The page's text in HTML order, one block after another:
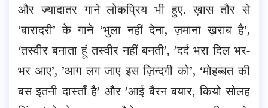
और ज्यादातर गाने लोकप्रिय भी हुए. ख़ास तौर से
‘बारादरी’ के गाने ‘भुला नहीं देना, ज़माना ख़राब है’,
‘तस्वीर बनाता हूं तस्वीर नहीं बनती’, ’दर्द भरा दिल भर-
भर आए’, ’आग लग जाए इस ज़िन्दगी को’, ‘मोहब्बत की
बस इतनी दास्ताँ है’ और ’आई बैरन बयार, कियो सोलह